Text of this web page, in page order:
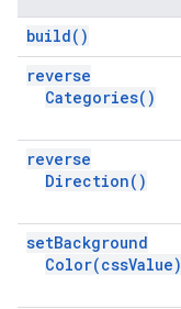
build( )
reverse
Categories( )
reverse
Direction( )
setBackground
Color(cssValue)